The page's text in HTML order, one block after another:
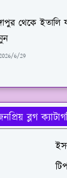
থেকে
6/29
ব্লগ